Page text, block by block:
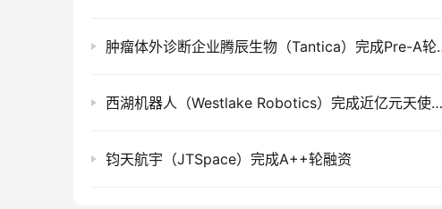
肿瘤体外诊断
西湖机器人（Westlake Robotics）完成近亿元天使轮融资
钧天航宇（JTSpace）完成A++轮融资